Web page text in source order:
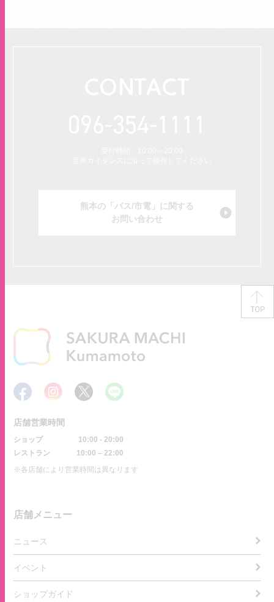
熊本の「バス/市電」に関する
お問い合わせ
店舗営業時間
ショップ
10:00 - 20:00
レストラン
10:00 – 22:00
※各店舗により営業時間は異なります
店舗メニュー
ニュース
イベント
ショップガイド